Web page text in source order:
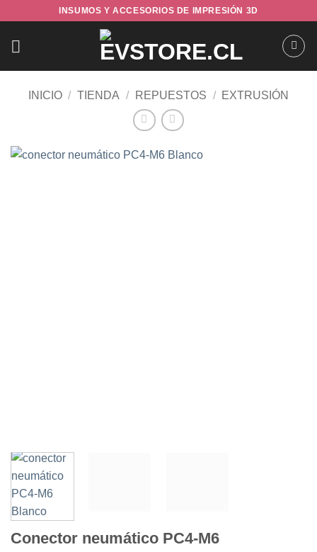
contenido
INSUMOS Y ACCESORIOS DE IMPRESIÓN 3D
INICIO / TIENDA / REPUESTOS / EXTRUSIÓN
Conector neumático PC4-M6